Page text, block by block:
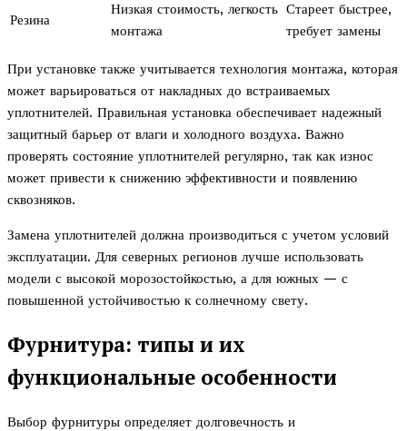
Резина
Низкая стоимость, легкость
монтажа
Стареет быстрее,
требует замены
При установке также учитывается технология монтажа, которая
может варьироваться от накладных до встраиваемых
уплотнителей. Правильная установка обеспечивает надежный
защитный барьер от влаги и холодного воздуха. Важно
проверять состояние уплотнителей регулярно, так как износ
может привести к снижению эффективности и появлению
сквозняков.
Замена уплотнителей должна производиться с учетом условий
эксплуатации. Для северных регионов лучше использовать
модели с высокой морозостойкостью, а для южных — с
повышенной устойчивостью к солнечному свету.
Фурнитура: типы и их
функциональные особенности
Выбор фурнитуры определяет долговечность и